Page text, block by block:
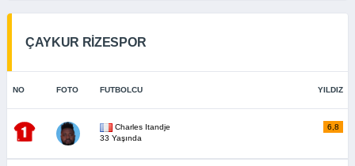
ÇAYKUR RİZESPOR
NO FOTO FUTBOLCU YILDIZ
Charles Itandje
33 Yaşında
6,8